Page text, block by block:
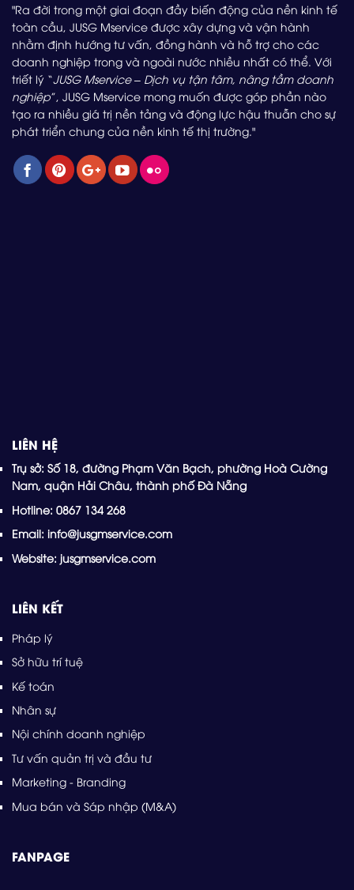
"Ra đời trong một giai đoạn đầy biến động của nền kinh tế
toàn cầu, JUSG Mservice được xây dựng và vận hành
nhằm định hướng tư vấn, đồng hành và hỗ trợ cho các
doanh nghiệp trong và ngoài nước nhiều nhất có thể. Với
triết lý “JUSG Mservice – Dịch vụ tận tâm, nâng tầm doanh
nghiệp”, JUSG Mservice mong muốn được góp phần nào
tạo ra nhiều giá trị nền tảng và động lực hậu thuẫn cho sự
phát triển chung của nền kinh tế thị trường."
LIÊN HỆ
Trụ sở: Số 18, đường Phạm Văn Bạch, phường Hoà Cường
Nam, quận Hải Châu, thành phố Đà Nẵng
Hotline: 0867 134 268
Email: info@jusgmservice.com
Website: jusgmservice.com
LIÊN KẾT
Pháp lý
Sở hữu trí tuệ
Kế toán
Nhân sự
Nội chính doanh nghiệp
Tư vấn quản trị và đầu tư
Marketing - Branding
Mua bán và Sáp nhập (M&A)
FANPAGE